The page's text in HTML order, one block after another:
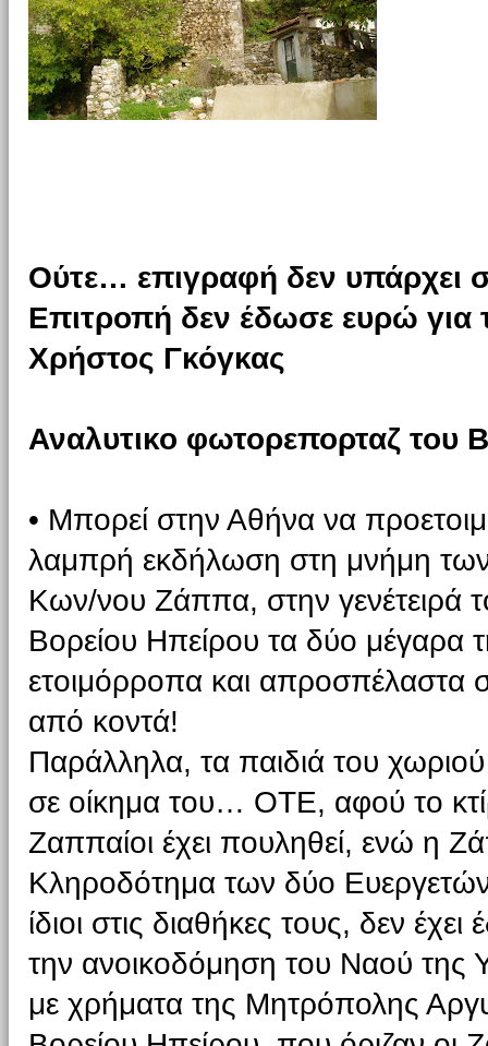
Ούτε… επιγραφή δεν υπάρχει
Επιτροπή δεν έδωσε ευρώ για
Χρήστος Γκόγκας
Αναλυτικο φωτορεπορταζ του
• Μπορεί στην Αθήνα να
λαμπρή εκδήλωση στη μνήμη
Κων/νου Ζάππα, στην γενέτειρά
Βορείου Ηπείρου τα δύο μέγαρα
ετοιμόρροπα και απροσπέλαστα
από κοντά!
Παράλληλα, τα παιδιά του
σε οίκημα του… ΟΤΕ, αφού το
Ζαππαίοι έχει πουληθεί, ενώ η
Κληροδότημα των δύο
ίδιοι στις διαθήκες τους, δεν
την ανοικοδόμηση του Ναού της
με χρήματα της Μητρόπολης